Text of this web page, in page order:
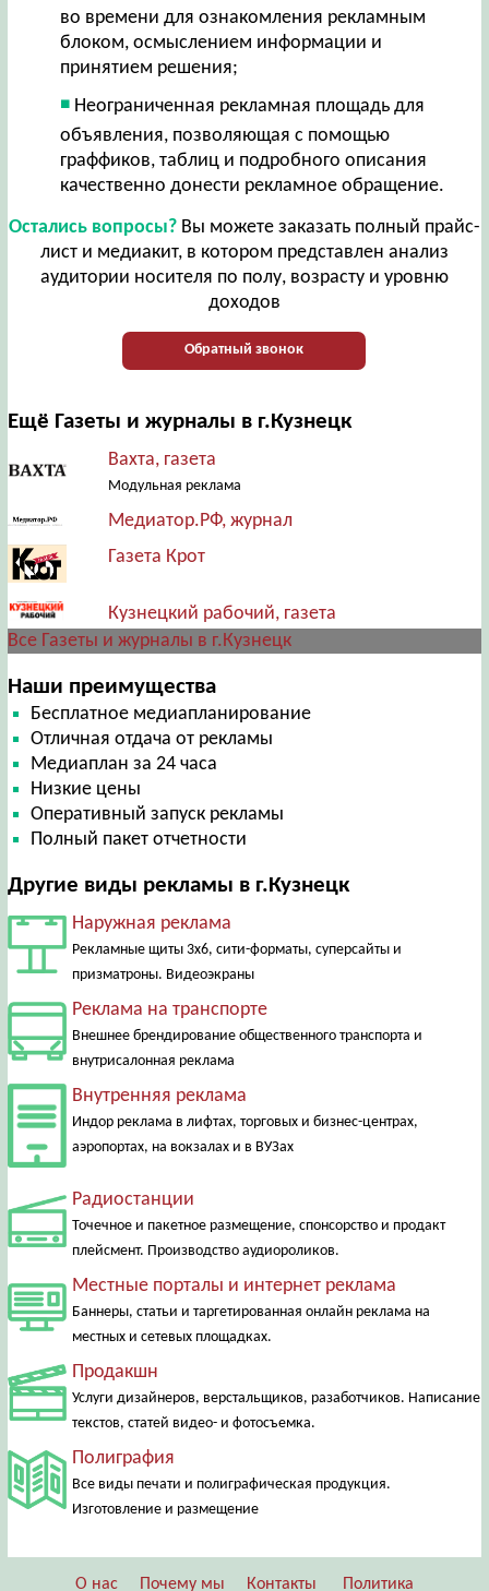
во времени для ознакомления рекламным
блоком, осмыслением информации и
принятием решения;
Неограниченная рекламная площадь для
объявления, позволяющая с помощью
граффиков, таблиц и подробного описания
качественно донести рекламное обращение.
Остались вопросы?Вы можете заказать полный прайс-
лист и медиакит, в котором представлен анализ
аудитории носителя по полу, возрасту и уровню
доходов
Обратный звонок
Ещё Газеты и журналы в г.Кузнецк
Вахта, газета
Модульная реклама
Медиатор.РФ, журнал
Газета Крот
Кузнецкий рабочий, газета
Все Газеты и журналы в г.Кузнецк
Наши преимущества
Бесплатное медиапланирование
Отличная отдача от рекламы
Медиаплан за 24 часа
Низкие цены
Оперативный запуск рекламы
Полный пакет отчетности
Другие виды рекламы в г.Кузнецк
Наружная реклама
Рекламные щиты 3х6, сити-форматы, суперсайты и
призматроны. Видеоэкраны
Реклама на транспорте
Внешнее брендирование общественного транспорта и
внутрисалонная реклама
Внутренняя реклама
Индор реклама в лифтах, торговых и бизнес-центрах,
аэропортах, на вокзалах и в ВУЗах
Радиостанции
Точечное и пакетное размещение, спонсорство и продакт
плейсмент. Производство аудиороликов.
Местные порталы и интернет реклама
Баннеры, статьи и таргетированная онлайн реклама на
местных и сетевых площадках.
Продакшн
Услуги дизайнеров, верстальщиков, разаботчиков. Написание
текстов, статей видео- и фотосъемка.
Полиграфия
Все виды печати и полиграфическая продукция.
Изготовление и размещение
О нас Почему мы Контакты Политика